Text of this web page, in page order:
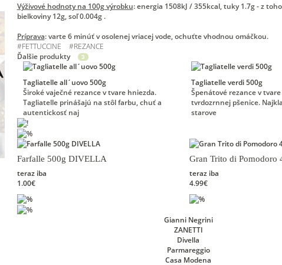
Výživové hodnoty na 100g výrobku: energia 1508kJ / 355kcal, tuky 1.7g - z
bielkoviny 12g, soľ 0.004g .
Príprava: varte 6 minúť v osolenej vriacej vode, ochuťte vhodnou omáčkou.
#FETTUCCINE #REZANCE
Ďalšie produkty
3
Tagliatelle all´uovo 500g
Široké vaječné rezance v tvare hniezda.
Tagliatelle prinášajú na stôl farbu, chuť a
autentickosť naj
Tagliatelle verdi 500g
Špenátové rezance v
tvrdozrnnej pšenice.
starove
Farfalle 500g DIVELLA
teraz iba
1.00€
Gran Trito di
teraz iba
4.99€